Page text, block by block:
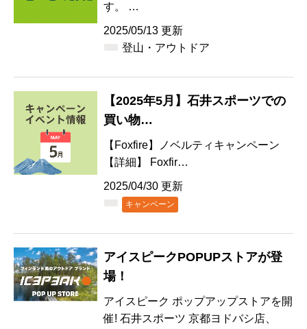
す。 …
2025/05/13 更新
登山・アウトドア
【2025年5月】石井スポーツでの
買い物…
【Foxfire】ノベルティキャンペーン
【詳細】 Foxfir…
2025/04/30 更新
キャンペーン
アイスピークPOPUPストアが登
場！
アイスピーク ポップアップストアを開
催! 石井スポーツ 京都ヨドバシ店、